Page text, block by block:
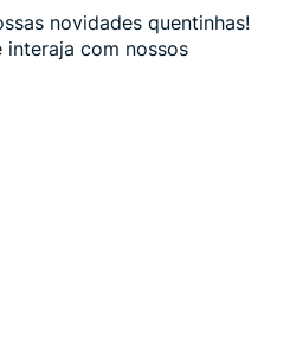
novidades quentinhas!
interaja com nossos